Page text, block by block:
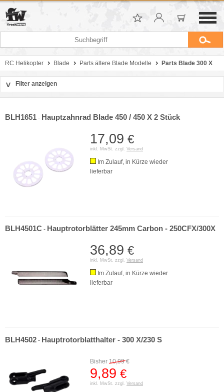
RC Helikopter Blade Parts ältere Blade Modelle Parts Blade 300 X
> Filter anzeigen
BLH1651 - Hauptzahnrad Blade 450 / 450 X 2 Stück
17,09 €
inkl. MwSt. zzgl. Versand
Im Zulauf, in Kürze wieder
lieferbar
BLH4501C - Hauptrotorblätter 245mm Carbon - 250CFX/300X
36,89 €
inkl. MwSt. zzgl. Versand
Im Zulauf, in Kürze wieder
lieferbar
BLH4502 - Hauptrotorblatthalter - 300 X/230 S
Bisher 10,99€
9,89 €
inkl. MwSt. zzgl. Versand